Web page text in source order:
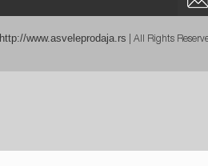
http://www.asveleprodaja.rs | All Rights